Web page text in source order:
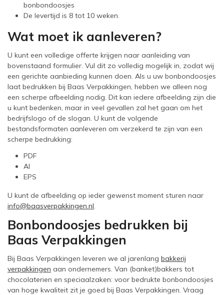
bonbondoosjes
De levertijd is 8 tot 10 weken.
Wat moet ik aanleveren?
U kunt een volledige offerte krijgen naar aanleiding van
bovenstaand formulier. Vul dit zo volledig mogelijk in, zodat wij
een gerichte aanbieding kunnen doen. Als u uw bonbondoosjes
laat bedrukken bij Baas Verpakkingen, hebben we alleen nog
een scherpe afbeelding nodig. Dit kan iedere afbeelding zijn die
u kunt bedenken, maar in veel gevallen zal het gaan om het
bedrijfslogo of de slogan. U kunt de volgende
bestandsformaten aanleveren om verzekerd te zijn van een
scherpe bedrukking:
PDF
AI
EPS
U kunt de afbeelding op ieder gewenst moment sturen naar
info@baasverpakkingen.nl.
Bonbondoosjes bedrukken bij
Baas Verpakkingen
Bij Baas Verpakkingen leveren we al jarenlang bakkerij
verpakkingen aan ondernemers. Van (banket)bakkers tot
chocolaterien en speciaalzaken: voor bedrukte bonbondoosjes
van hoge kwaliteit zit je goed bij Baas Verpakkingen. Vraag